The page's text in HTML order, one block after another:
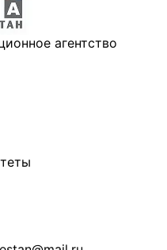
агентство